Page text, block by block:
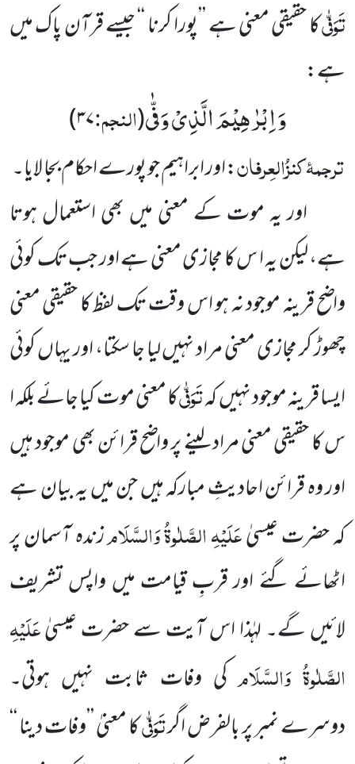
تَوَفّٰیکا حقیقی معنی ہے ’’پورا کرنا ‘‘ جیسے قرآن پاک میں
ہے:
وَ اِبْرٰهِیْمَ الَّذِیْ وَفّٰی(النجم:۳۷)
ترجمۂکنزُالعِرفان:اور ابراہیم جو پورے احکام بجا لایا۔
اور یہ موت کے معنی میں بھی استعمال ہوتا
ہے، لیکن یہ ا س کا مجازی معنی ہے اور جب تک کوئی
واضح قرینہ موجود نہ ہو اس وقت تک لفظ کا حقیقی معنی
چھوڑ کر مجازی معنی مراد نہیں لیا جا سکتا، اور یہاں کوئی
ایسا قرینہ موجود نہیں کہتَوَفّٰیکا معنی موت کیا جائے بلکہ ا
س کا حقیقی معنی مراد لینے پر واضح قرائن بھی موجود ہیں
اور وہ قرائن احادیثِ مبارکہ ہیں جن میں یہ بیان ہے
کہ حضرت عیسیٰعَلَیْہِ الصَّلٰوۃُ وَالسَّلَامزندہ آسمان پر
اٹھائے گئے اور قربِ قیامت میں واپس تشریف
لائیں گے۔ لہٰذا اس آیت سے حضرت عیسیٰعَلَیْہِ
الصَّلٰوۃُ وَالسَّلَامکی وفات ثابت نہیں ہوتی۔
دوسرے نمبر پر بالفرض اگرتَوَفّٰیکا معنیٰ ’’وفات دینا ‘‘